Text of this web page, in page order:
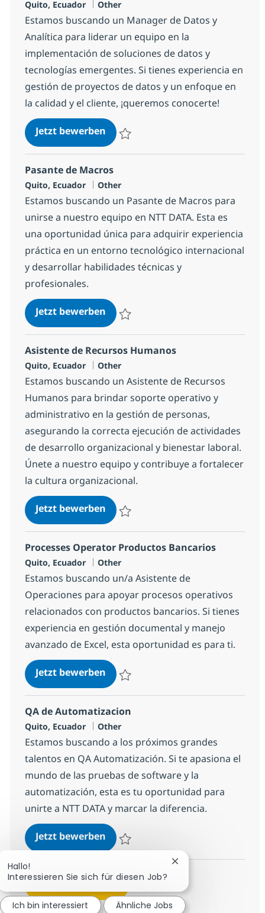
Standort
Quito, Ecuador Kategorie
Other
Estamos buscando un Manager de Datos y
Analítica para liderar un equipo en la
implementación de soluciones de datos y
tecnologías emergentes. Si tienes experiencia en
gestión de proyectos de datos y un enfoque en
la calidad y el cliente, ¡queremos conocerte!
Jetzt bewerbenManager Data y Analytics
Pasante de Macros
Standort
Quito, Ecuador Kategorie
Other
Estamos buscando un Pasante de Macros para
unirse a nuestro equipo en NTT DATA. Esta es
una oportunidad única para adquirir experiencia
práctica en un entorno tecnológico internacional
y desarrollar habilidades técnicas y
profesionales.
Jetzt bewerbenPasante de Macros
Asistente de Recursos Humanos
Standort
Quito, Ecuador Kategorie
Other
Estamos buscando un Asistente de Recursos
Humanos para brindar soporte operativo y
administrativo en la gestión de personas,
asegurando la correcta ejecución de actividades
de desarrollo organizacional y bienestar laboral.
Únete a nuestro equipo y contribuye a fortalecer
la cultura organizacional.
Jetzt bewerbenAsistente de Recursos Humanos
Processes Operator Productos Bancarios
Standort
Quito, Ecuador Kategorie
Other
Estamos buscando un/a Asistente de
Operaciones para apoyar procesos operativos
relacionados con productos bancarios. Si tienes
experiencia en gestión documental y manejo
avanzado de Excel, esta oportunidad es para ti.
Jetzt bewerbenProcesses Operator Productos
QA de Automatizacion
Standort
Quito, Ecuador Kategorie
Other
Estamos buscando a los próximos grandes
talentos en QA Automatización. Si te apasiona el
mundo de las pruebas de software y la
automatización, esta es tu oportunidad para
unirte a NTT DATA y marcar la diferencia.
Jetzt bewerbenQA de Automatizacion
Speichern QA de Automatizacion
Hallo!
Interessieren Sie sich für diesen Job?
Chatbot-
Ich bin interessiert Ähnliche Jobs